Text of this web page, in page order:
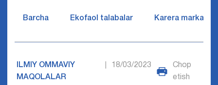
Barcha Ekofaol talabalar Karera markazi
ILMIY OMMAVIY
MAQOLALAR
18/03/2023
Chop
etish